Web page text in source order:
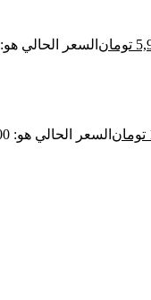
تومان السعر الحالي هو: 5,900,000 تومان.
تومان السعر الحالي هو: 12,900,000 تومان.